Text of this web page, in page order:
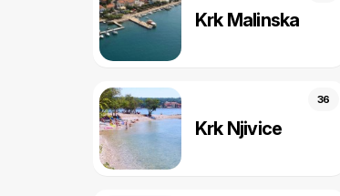
Krk Malinska
Krk Njivice
36